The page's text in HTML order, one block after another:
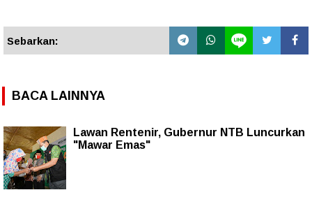
Sebarkan:
BACA LAINNYA
Lawan Rentenir, Gubernur NTB Luncurkan
"Mawar Emas"